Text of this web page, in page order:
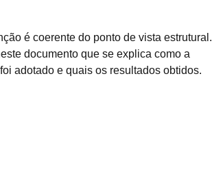
é coerente do ponto de vista estrutural.
documento que se explica como a
adotado e quais os resultados obtidos.